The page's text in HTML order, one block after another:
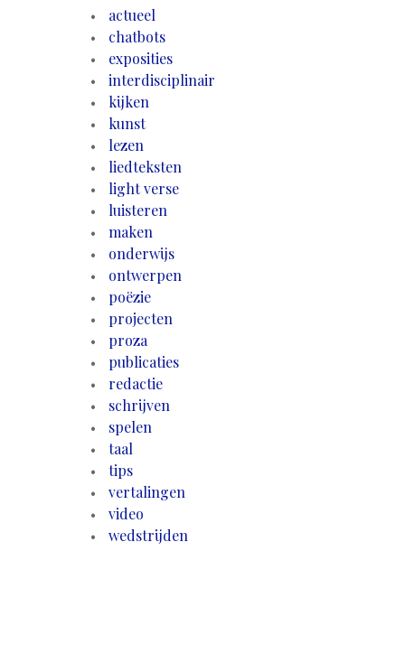
actueel
chatbots
exposities
interdisciplinair
kijken
kunst
lezen
liedteksten
light verse
luisteren
maken
onderwijs
ontwerpen
poëzie
projecten
proza
publicaties
redactie
schrijven
spelen
taal
tips
vertalingen
video
wedstrijden